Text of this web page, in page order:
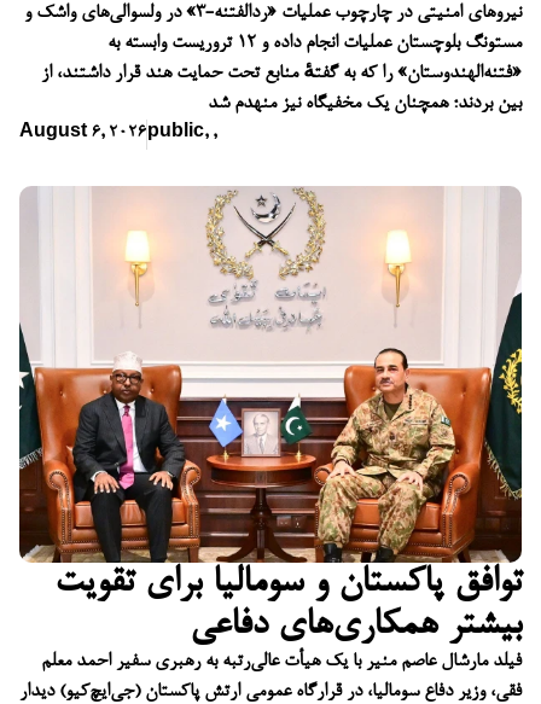
نیروهای امنیتی در چارچوب عملیات «ردالفتنه-۳» در ولسوالی‌های واشک و
مستونگ بلوچستان عملیات انجام داده و ۱۲ تروریست وابسته به
«فتنه‌الهندوستان» را که به گفتهٔ منابع تحت حمایت هند قرار داشتند، از
بین بردند؛ همچنان یک مخفیگاه نیز منهدم شد
August 6, 2026 public, ,
توافق پاکستان و سومالیا برای تقویت
بیشتر همکاری‌های دفاعی
فیلد مارشال عاصم منیر با یک هیأت عالی‌رتبه به رهبری سفیر احمد معلم
فقی، وزیر دفاع سومالیا، در قرارگاه عمومی ارتش پاکستان (جی‌ایچ‌کیو) دیدار